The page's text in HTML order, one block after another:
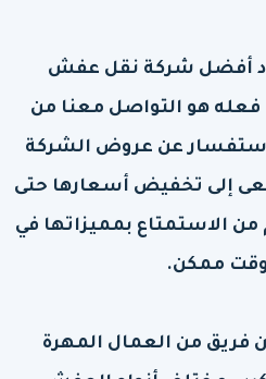
أفضل شركة نقل عفش
هو التواصل معنا من
عن عروض الشركة
إلى تخفيض أسعارها حتى
الاستمتاع بمميزاتها في
ممكن.
فريق من العمال المهرة